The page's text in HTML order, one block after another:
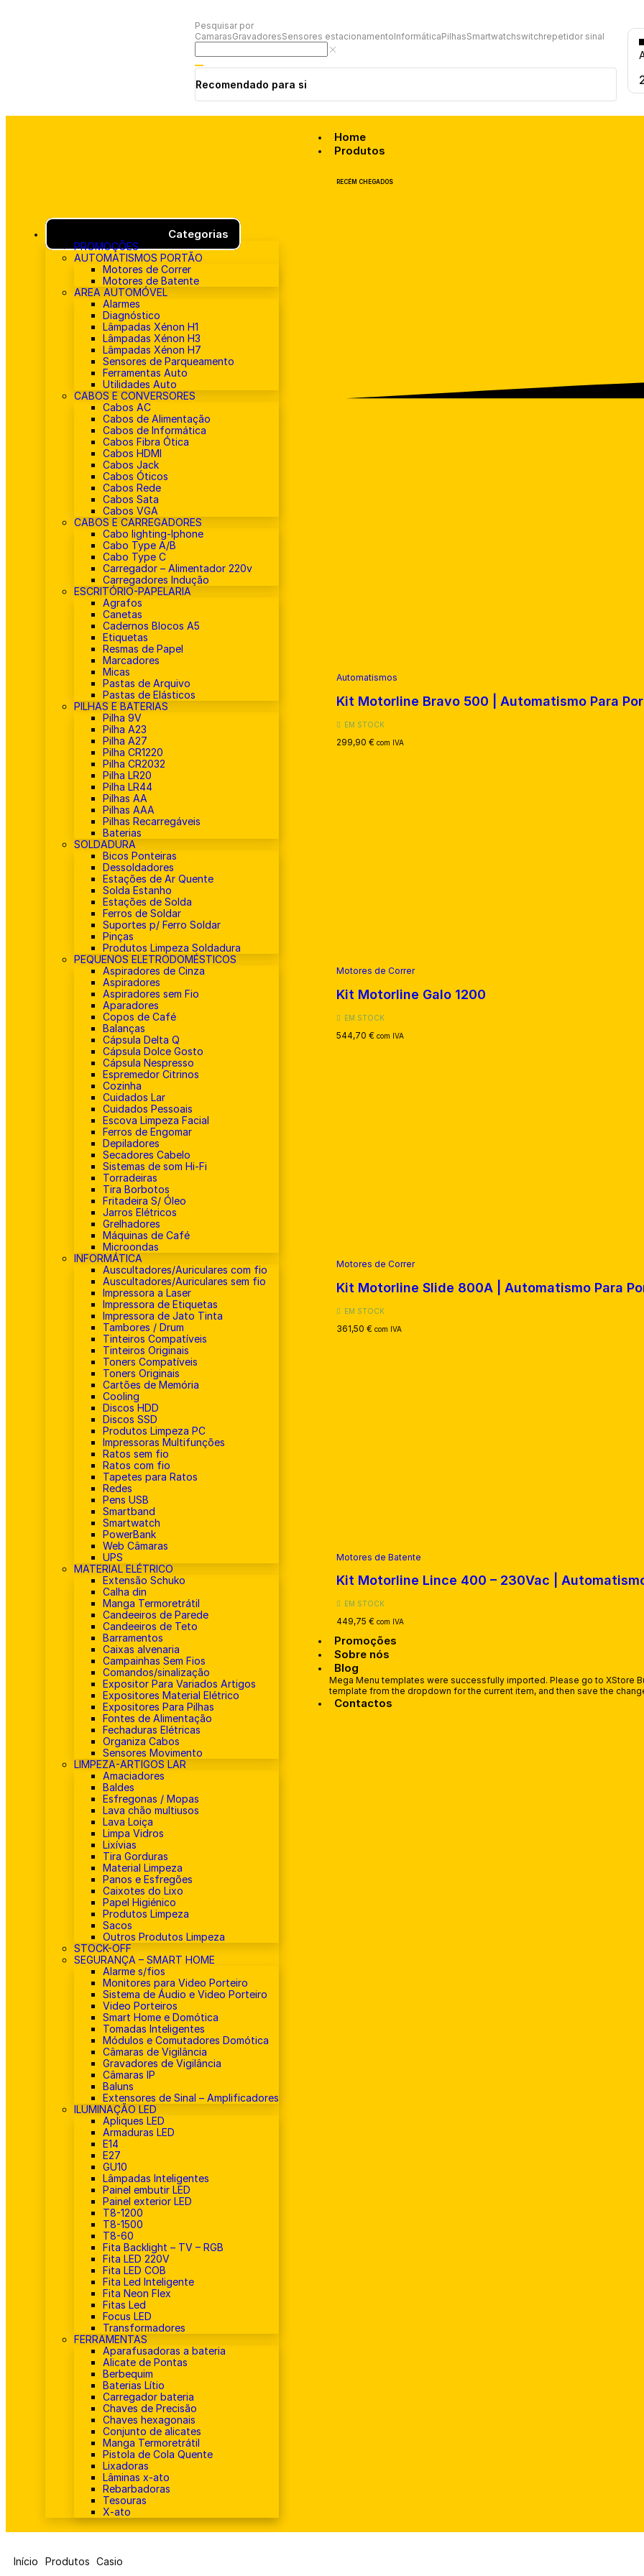
Pesquisar por
CamarasGravadoresSensores estacionamentoInformáticaPilhasSmartwatchswitchrepetidor sinal
Recomendado para si
Categorias
PROMOÇÕES
AUTOMATISMOS PORTÃO
Motores de Correr
Motores de Batente
AREA AUTOMÓVEL
Alarmes
Diagnóstico
Lâmpadas Xénon H1
Lâmpadas Xénon H3
Lâmpadas Xénon H7
Sensores de Parqueamento
Ferramentas Auto
Utilidades Auto
CABOS E CONVERSORES
Cabos AC
Cabos de Alimentação
Cabos de Informática
Cabos Fibra Ótica
Cabos HDMI
Cabos Jack
Cabos Óticos
Cabos Rede
Cabos Sata
Cabos VGA
CABOS E CARREGADORES
Cabo lighting-Iphone
Cabo Type A/B
Cabo Type C
Carregador – Alimentador 220v
Carregadores Indução
ESCRITÓRIO-PAPELARIA
Agrafos
Canetas
Cadernos Blocos A5
Etiquetas
Resmas de Papel
Marcadores
Micas
Pastas de Arquivo
Pastas de Elásticos
PILHAS E BATERIAS
Pilha 9V
Pilha A23
Pilha A27
Pilha CR1220
Pilha CR2032
Pilha LR20
Pilha LR44
Pilhas AA
Pilhas AAA
Pilhas Recarregáveis
Baterias
SOLDADURA
Bicos Ponteiras
Dessoldadores
Estações de Ar Quente
Solda Estanho
Estações de Solda
Ferros de Soldar
Suportes p/ Ferro Soldar
Pinças
Produtos Limpeza Soldadura
PEQUENOS ELETRODOMÉSTICOS
Aspiradores de Cinza
Aspiradores
Aspiradores sem Fio
Aparadores
Copos de Café
Balanças
Cápsula Delta Q
Cápsula Dolce Gosto
Cápsula Nespresso
Espremedor Citrinos
Cozinha
Cuidados Lar
Cuidados Pessoais
Escova Limpeza Facial
Ferros de Engomar
Depiladores
Secadores Cabelo
Sistemas de som Hi-Fi
Torradeiras
Tira Borbotos
Fritadeira S/ Óleo
Jarros Elétricos
Grelhadores
Máquinas de Café
Microondas
INFORMÁTICA
Auscultadores/Auriculares com fio
Auscultadores/Auriculares sem fio
Impressora a Laser
Impressora de Etiquetas
Impressora de Jato Tinta
Tambores / Drum
Tinteiros Compatíveis
Tinteiros Originais
Toners Compatíveis
Toners Originais
Cartões de Memória
Cooling
Discos HDD
Discos SSD
Produtos Limpeza PC
Impressoras Multifunções
Ratos sem fio
Ratos com fio
Tapetes para Ratos
Redes
Pens USB
Smartband
Smartwatch
PowerBank
Web Câmaras
UPS
MATERIAL ELÉTRICO
Extensão Schuko
Calha din
Manga Termoretrátil
Candeeiros de Parede
Candeeiros de Teto
Barramentos
Caixas alvenaria
Campainhas Sem Fios
Comandos/sinalização
Expositor Para Variados Artigos
Expositores Material Elétrico
Expositores Para Pilhas
Fontes de Alimentação
Fechaduras Elétricas
Organiza Cabos
Sensores Movimento
LIMPEZA-ARTIGOS LAR
Amaciadores
Baldes
Esfregonas / Mopas
Lava chão multiusos
Lava Loiça
Limpa Vidros
Lixívias
Tira Gorduras
Material Limpeza
Panos e Esfregões
Caixotes do Lixo
Papel Higiénico
Produtos Limpeza
Sacos
Outros Produtos Limpeza
STOCK-OFF
SEGURANÇA – SMART HOME
Alarme s/fios
Monitores para Video Porteiro
Sistema de Áudio e Video Porteiro
Video Porteiros
Smart Home e Domótica
Tomadas Inteligentes
Módulos e Comutadores Domótica
Câmaras de Vigilância
Gravadores de Vigilância
Câmaras IP
Baluns
Extensores de Sinal – Amplificadores
ILUMINAÇÃO LED
Apliques LED
Armaduras LED
E14
E27
GU10
Lâmpadas Inteligentes
Painel embutir LED
Painel exterior LED
T8-1200
T8-1500
T8-60
Fita Backlight – TV – RGB
Fita LED 220V
Fita LED COB
Fita Led Inteligente
Fita Neon Flex
Fitas Led
Focus LED
Transformadores
FERRAMENTAS
Aparafusadoras a bateria
Alicate de Pontas
Berbequim
Baterias Lítio
Carregador bateria
Chaves de Precisão
Chaves hexagonais
Conjunto de alicates
Manga Termoretrátil
Pistola de Cola Quente
Lixadoras
Lâminas x-ato
Rebarbadoras
Tesouras
X-ato
Home
Produtos
RECÉM CHEGADOS
Automatismos
Kit Motorline Bravo 500 | Automatismo Para
EM STOCK
299,90 € com IVA
Motores de Correr
Kit Motorline Galo 1200
EM STOCK
544,70 € com IVA
Motores de Correr
Kit Motorline Slide 800A | Automatismo Para
EM STOCK
361,50 € com IVA
Motores de Batente
Kit Motorline Lince 400 – 230Vac |
EM STOCK
449,75 € com IVA
Promoções
Sobre nós
Blog
Mega Menu templates were successfully imported. Please go to XStore
template from the dropdown for the current item, and then save the
Contactos
Início Produtos Casio